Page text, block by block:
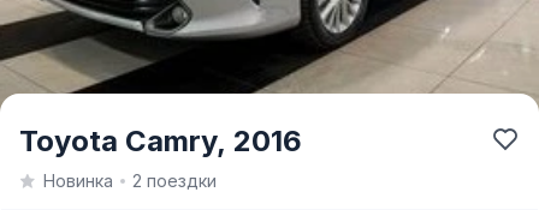
ItemToyota Camry, 2016
Новинка 2 поездки